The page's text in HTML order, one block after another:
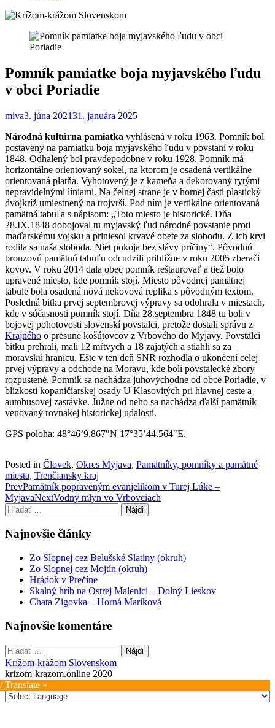
Pomník pamiatke boja myjavského ľudu
v obci Poriadie
miva3. júna 202131. januára 2025
Národná kultúrna pamiatka vyhlásená v roku 1963. Pomník bol
postavený na pamiatku boja myjavského ľudu v povstaní v roku
1848. Odhalený bol pravdepodobne v roku 1928. Pomník má
horizontálne orientovaný sokel, na ktorom je osadená vertikálne
orientovaná platňa. Vyhotovený je z kameňa a dekorovaný rytými
nepravidelnými líniami. Na čelnej strane je v hornej časti plastický
dvojkríž umiestnený na trojvrší. Pod ním je vertikálne orientovaná
pamätná tabuľa s nápisom: „Toto miesto je historické. Dňa
28.IX.1848 dobojoval tu myjavský ľud národné povstanie proti
maďarskému vojsku a priniesol krvavé obete za slobodu. Z ich krvi
rodila sa naša sloboda. Niet pokoja bez slávy príčiny“. Pôvodnú
bronzovú pamätnú tabuľu odcudzili približne v roku 2005 zberači
kovov. V roku 2014 dala obec pomník reštaurovať a tiež bolo
upravené miesto, kde pomník stojí. Miesto pôvodnej pamätnej
tabule bola osadená nová nekovová replika s pôvodným textom.
Posledná bitka prvej septembrovej výpravy sa odohrala v miestach,
kde v súčasnosti pomník stojí. Dňa 28.septembra 1848 tu boli v
bojovej pohotovosti slovenskí povstalci, pretože dostali správu z
Krajného o presune košútovcov z Vrbového do Myjavy. Povstalci
bitku prehrali, mali 12 mŕtvych a 18 zajatých a stiahli sa za
moravskú hranicu. Ešte v ten deň SNR rozhodla o ukončení celej
prvej výpravy a odchode na Moravu, kde boli povstalecké zbory
rozpustené. Pomník sa nachádza juhovýchodne od obce Poriadie, v
blízkosti kopaničiarskej osady U Klasovitých pri hlavnej ceste a
autobusovej zastávke. Južne od neho sa nachádza ďalší pamätník
venovaný rovnakej historickej udalosti.
GPS poloha: 48°46’9.867″N 17°35’44.564″E.
Posted in Človek, Okres Myjava, Pamätníky, pomníky a pamätné
miesta, Trenčiansky kraj
Post
navigation
PrevPamätník popraveným evanjelikom v Turej Lúke –
MyjavaNextVodný mlyn vo Vrbovciach
Hľadať:
Najnovšie články
Zo Slopnej cez Belušské Slatiny (okruh)
Zo Slopnej cez Mojtín (okruh)
Hrádok v Prečíne
Skalný hríb na Ostrej Malenici – Dolný Lieskov
Chata Zigovka – Horná Mariková
Najnovšie komentáre
Hľadať:
Krížom-krážom Slovenskom
krizom-krazom.online 2020
Translate »